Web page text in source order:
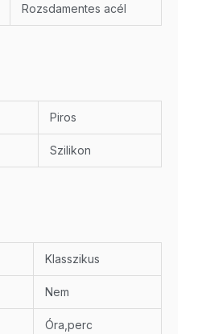
Rozsdamentes acél
Piros
Szilikon
Klasszikus
Nem
Óra,perc